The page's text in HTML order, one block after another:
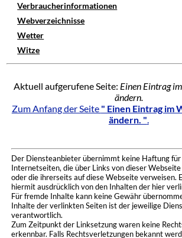
Verbraucherinformationen
Webverzeichnisse
Wetter
Witze
Aktuell aufgerufene Seite: Einen Eintrag
ändern.
Zum Anfang der Seite " Einen Eintrag im
ändern. ".
Der Diensteanbieter übernimmt keine Haftung
Internetseiten, die über Links von dieser
oder die ihrerseits auf diese Webseite verweisen.
hiermit ausdrücklich von den Inhalten der hier
Für fremde Inhalte kann keine Gewähr
Inhalte der verlinkten Seiten ist der jeweilige
verantwortlich.
Zum Zeitpunkt der Linksetzung waren keine
erkennbar. Falls Rechtsverletzungen bekannt